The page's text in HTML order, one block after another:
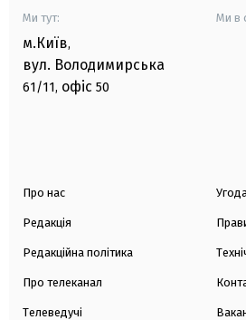
Ми тут:
м.Київ,
вул. Володимирська
61/11, офіс 50
Ми в
Про нас
Редакція
Редакційна політика
Про телеканал
Телеведучі